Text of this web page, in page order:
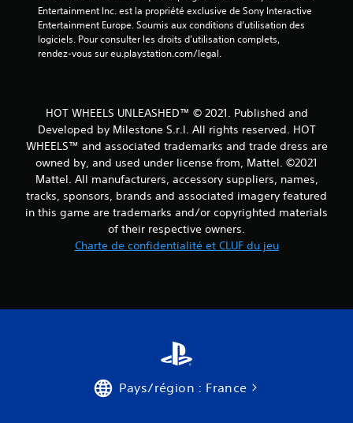
Entertainment Inc. est la propriété exclusive de Sony Interactive
Entertainment Europe. Soumis aux conditions d’utilisation des
logiciels. Pour consulter les droits d’utilisation complets,
rendez-vous sur eu.playstation.com/legal.
HOT WHEELS UNLEASHED™ © 2021. Published and
Developed by Milestone S.r.l. All rights reserved. HOT
WHEELS™ and associated trademarks and trade dress are
owned by, and used under license from, Mattel. ©2021
Mattel. All manufacturers, accessory suppliers, names,
tracks, sponsors, brands and associated imagery featured
in this game are trademarks and/or copyrighted materials
of their respective owners.
Charte de confidentialité et CLUF du jeu
Pays/région : France